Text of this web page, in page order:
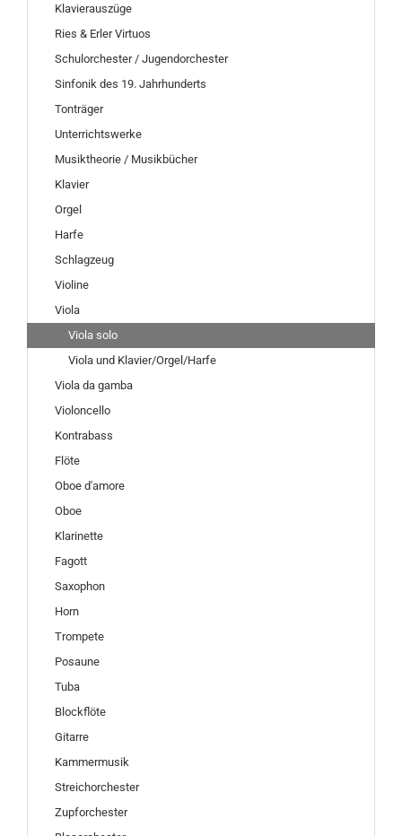
Klavierauszüge
Ries & Erler Virtuos
Schulorchester / Jugendorchester
Sinfonik des 19. Jahrhunderts
Tonträger
Unterrichtswerke
Musiktheorie / Musikbücher
Klavier
Orgel
Harfe
Schlagzeug
Violine
Viola
Viola solo
Viola und Klavier/Orgel/Harfe
Viola da gamba
Violoncello
Kontrabass
Flöte
Oboe d'amore
Oboe
Klarinette
Fagott
Saxophon
Horn
Trompete
Posaune
Tuba
Blockflöte
Gitarre
Kammermusik
Streichorchester
Zupforchester